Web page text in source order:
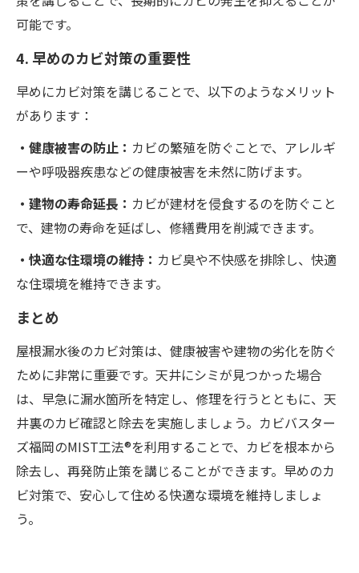
可能です。
4. 早めのカビ対策の重要性
早めにカビ対策を講じることで、以下のようなメリット
があります：
・健康被害の防止： カビの繁殖を防ぐことで、アレルギ
ーや呼吸器疾患などの健康被害を未然に防げます。
・建物の寿命延長： カビが建材を侵食するのを防ぐこと
で、建物の寿命を延ばし、修繕費用を削減できます。
・快適な住環境の維持： カビ臭や不快感を排除し、快適
な住環境を維持できます。
まとめ
屋根漏水後のカビ対策は、健康被害や建物の劣化を防ぐ
ために非常に重要です。天井にシミが見つかった場合
は、早急に漏水箇所を特定し、修理を行うとともに、天
井裏のカビ確認と除去を実施しましょう。カビバスター
ズ福岡のMIST工法®を利用することで、カビを根本から
除去し、再発防止策を講じることができます。早めのカ
ビ対策で、安心して住める快適な環境を維持しましょ
う。